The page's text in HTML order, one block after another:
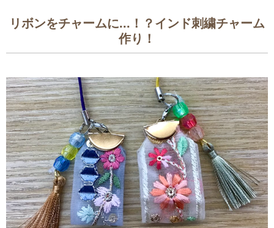
リボンをチャームに...！？インド刺繍チャーム
作り！